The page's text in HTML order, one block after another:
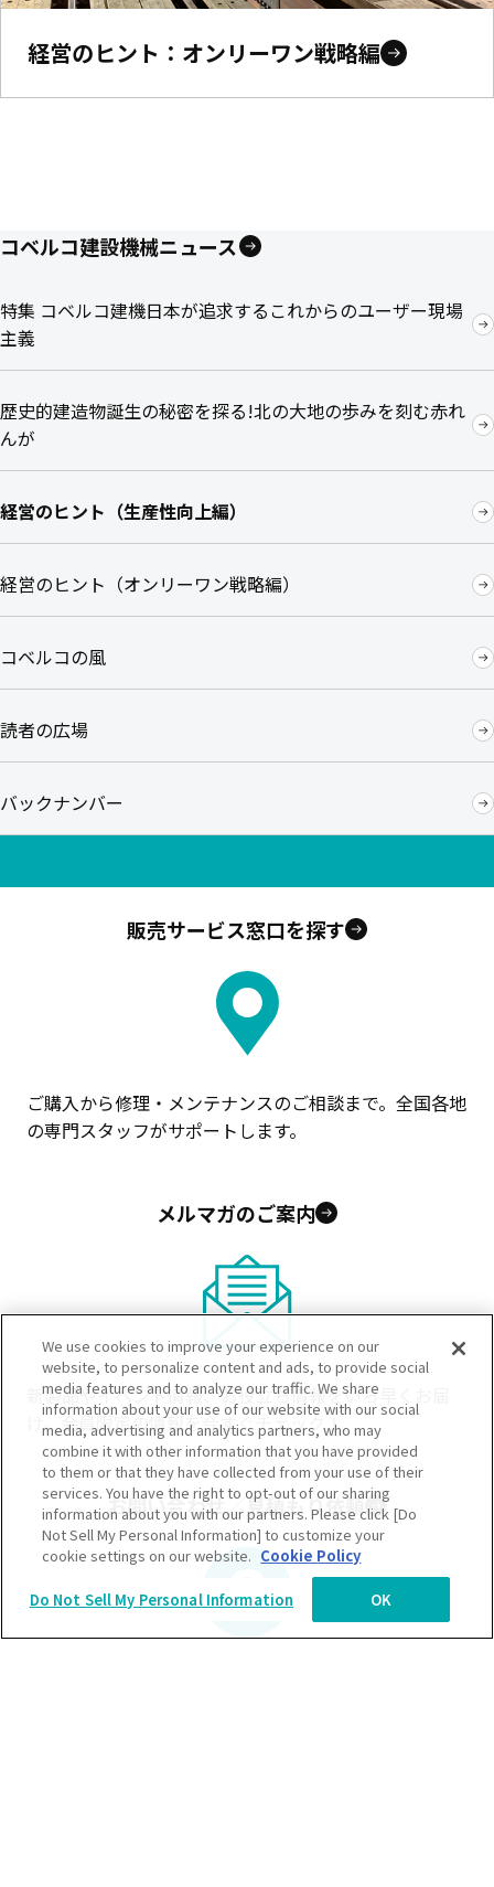
経営のヒント：オンリーワン戦略編
コベルコ建設機械ニュース
特集 コベルコ建機日本が追求するこれからのユーザー現場
主義
歴史的建造物誕生の秘密を探る!北の大地の歩みを刻む赤れ
んが
経営のヒント（生産性向上編）
経営のヒント（オンリーワン戦略編）
コベルコの風
読者の広場
バックナンバー
販売サービス窓口を探す
ご購入から修理・メンテナンスのご相談まで。全国各地
の専門スタッフがサポートします。
メルマガのご案内
新製品やイベント情報、お役立ち情報をいち早くお届
け。会員限定の情報を今すぐチェック！
お問い合わせ／見積もり依頼
We use cookies to improve your experience on our
website, to personalize content and ads, to provide social
media features and to analyze our traffic. We share
information about your use of our website with our social
media, advertising and analytics partners, who may
combine it with other information that you have provided
to them or that they have collected from your use of their
services. You have the right to opt-out of our sharing
information about you with our partners. Please click [Do
Not Sell My Personal Information] to customize your
cookie settings on our website. Cookie Policy
Do Not Sell My Personal Information OK